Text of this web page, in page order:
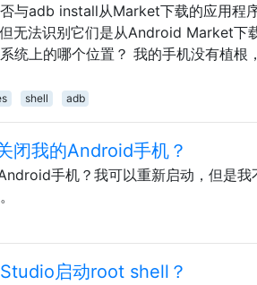
与adb install从Market下载的应用程
无法识别它们是从Android Market下
统上的哪个位置？ 我的手机没有植
shell adb
闭我的Android手机？
手机？我可以重新启动，但是
启动root shell？